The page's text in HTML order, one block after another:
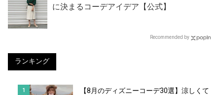
に決まるコーデアイデア【公式】
Recommended by
ランキング
【8月のディズニーコーデ30選】涼しくて